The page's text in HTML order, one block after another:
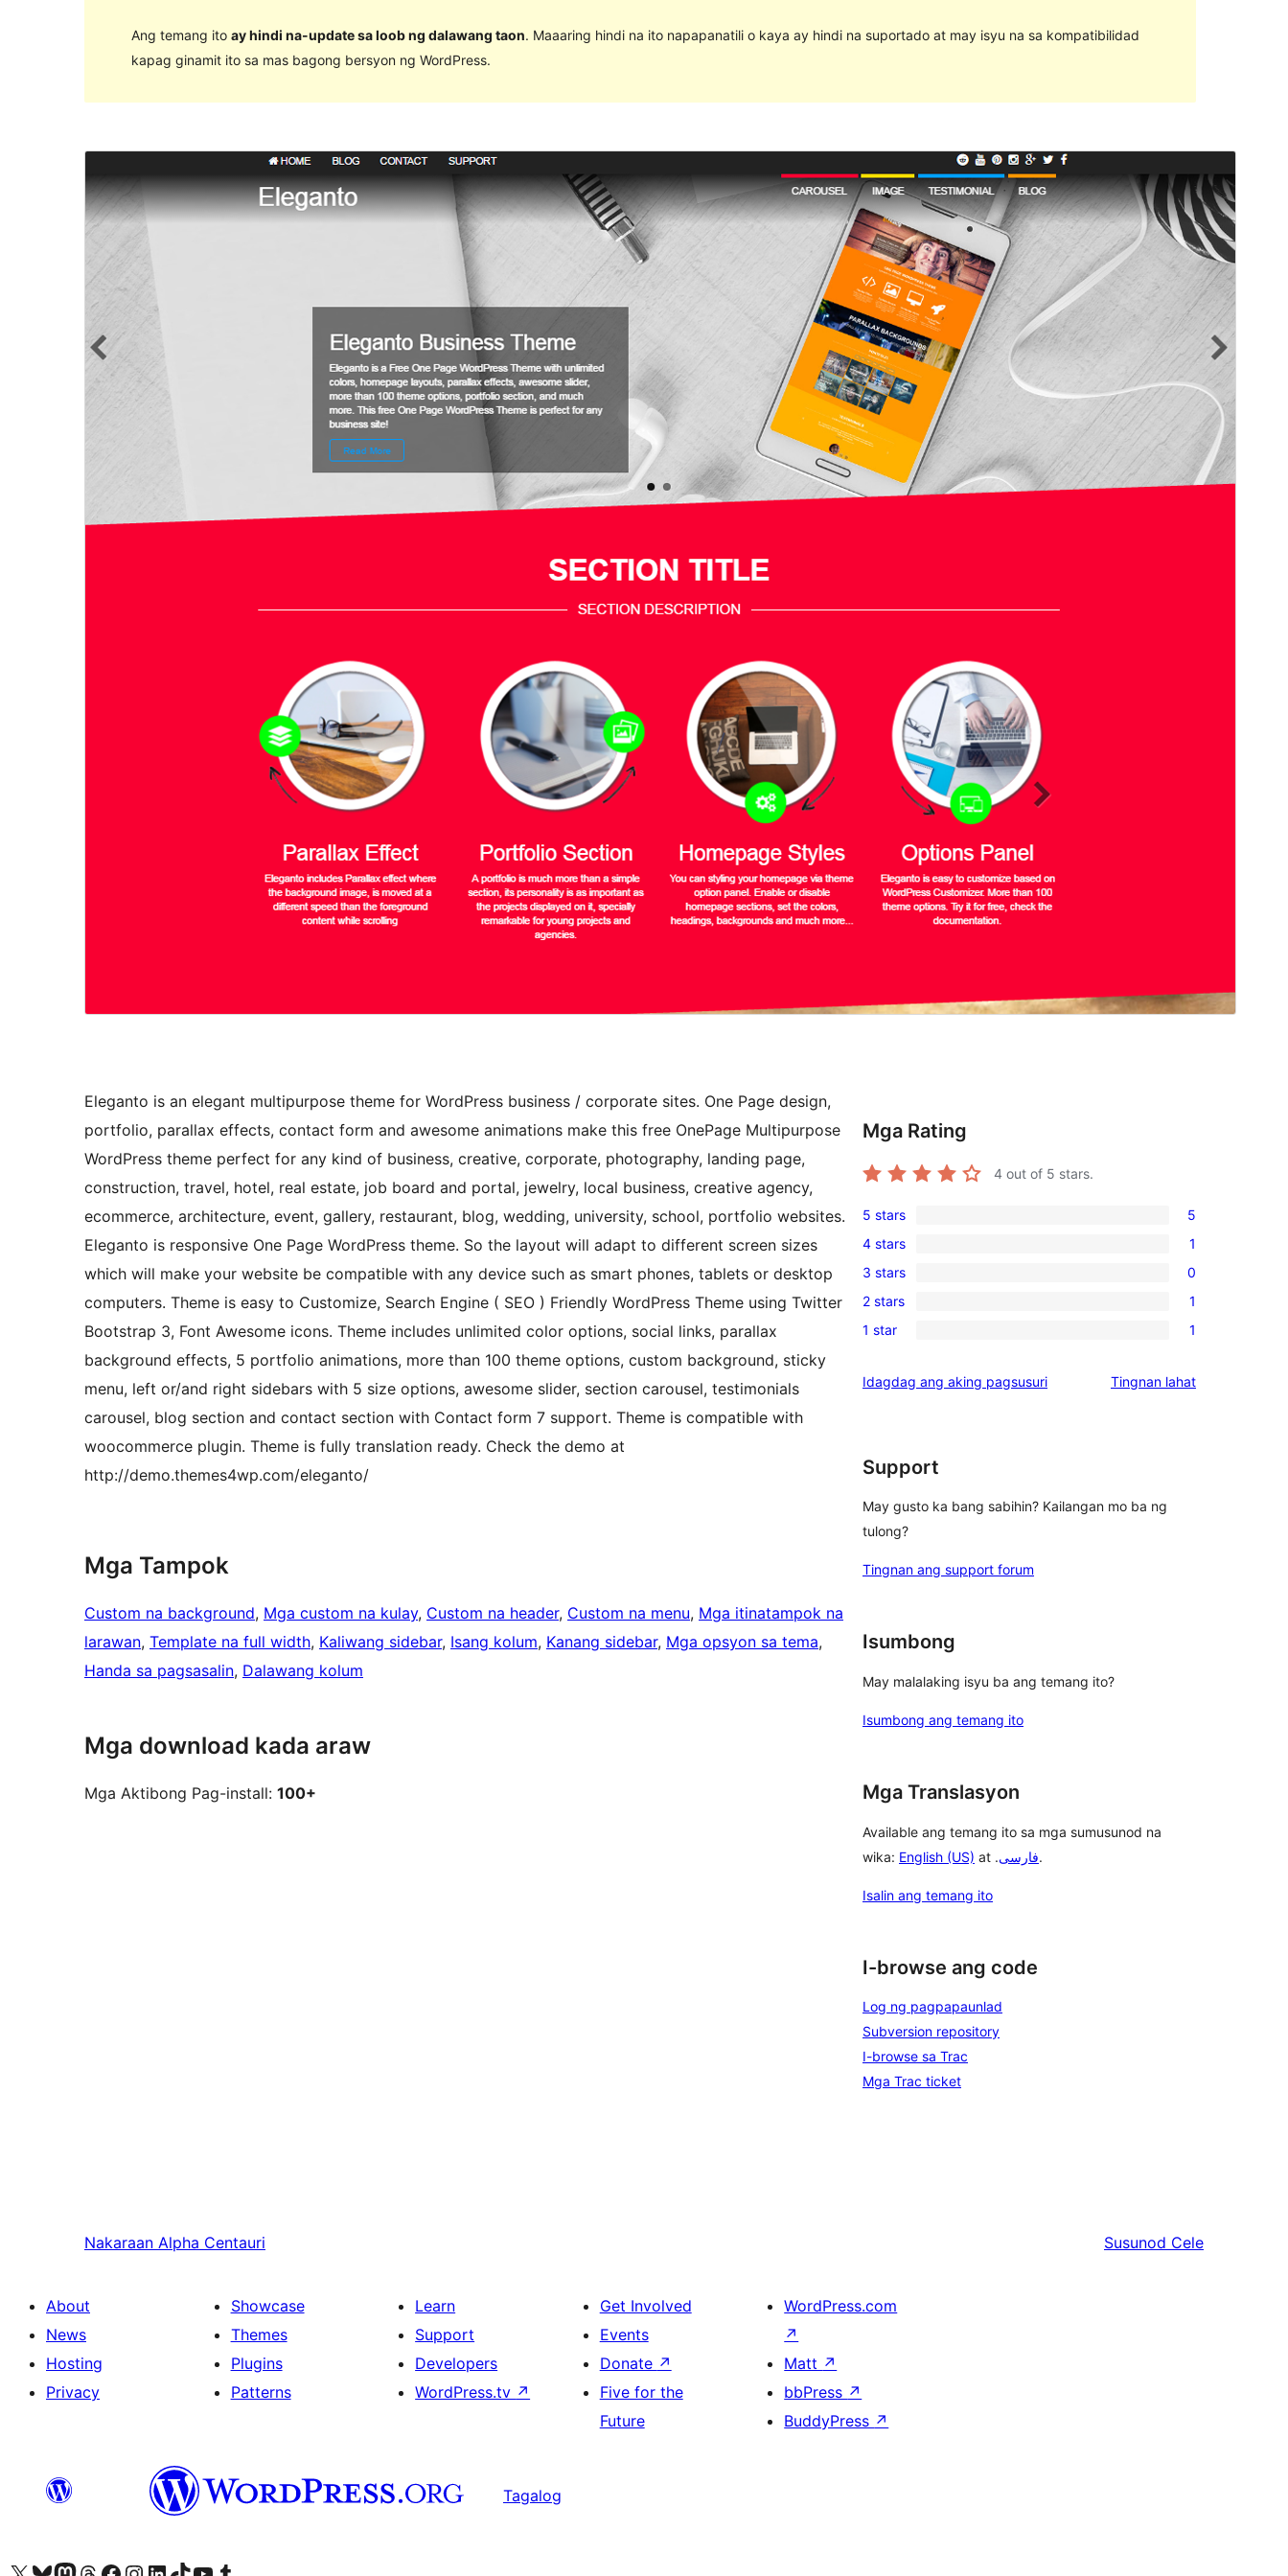
Ang temang ito ay hindi na-update sa loob ng dalawang taon. Maaaring hindi na ito napapanatili o kaya ay hindi na suportado at may isyu na sa kompatibilidad
kapag ginamit ito sa mas bagong bersyon ng WordPress.
I-download
Bersyon
1.2.6
Huling na-update
Marso 2, 2018
Mga aktibong pag-install
100+
Homepage ng tema
Eleganto is an elegant multipurpose theme for WordPress business / corporate sites. One Page design,
portfolio, parallax effects, contact form and awesome animations make this free OnePage Multipurpose
WordPress theme perfect for any kind of business, creative, corporate, photography, landing page,
construction, travel, hotel, real estate, job board and portal, jewelry, local business, creative agency,
ecommerce, architecture, event, gallery, restaurant, blog, wedding, university, school, portfolio websites.
Eleganto is responsive One Page WordPress theme. So the layout will adapt to different screen sizes
which will make your website be compatible with any device such as smart phones, tablets or desktop
computers. Theme is easy to Customize, Search Engine ( SEO ) Friendly WordPress Theme using Twitter
Bootstrap 3, Font Awesome icons. Theme includes unlimited color options, social links, parallax
background effects, 5 portfolio animations, more than 100 theme options, custom background, sticky
menu, left or/and right sidebars with 5 size options, awesome slider, section carousel, testimonials
carousel, blog section and contact section with Contact form 7 support. Theme is compatible with
woocommerce plugin. Theme is fully translation ready. Check the demo at
http://demo.themes4wp.com/eleganto/
Mga Tampok
Custom na background, Mga custom na kulay, Custom na header, Custom na menu, Mga itinatampok na
larawan, Template na full width, Kaliwang sidebar, Isang kolum, Kanang sidebar, Mga opsyon sa tema
Handa sa pagsasalin, Dalawang kolum
Mga download kada araw
Mga Aktibong Pag-install: 100+
Mga Rating
4 out of 5 stars.
5
5-
star
reviews
5 stars 5
1
4-
star
review
4 stars 1
0
3-
star
3 stars 0
1
2-
review
2 stars 1
1
star
1 star 1
Idagdag ang aking pagsusuri Tingnan lahatng
Support
May gusto ka bang sabihin? Kailangan mo ba ng
tulong?
Tingnan ang support forum
Isumbong
May malalaking isyu ba ang temang ito?
Isumbong ang temang ito
Mga Translasyon
Available ang temang ito sa mga sumusunod na
wika: English (US) at .فارسی.
Isalin ang temang ito
I-browse ang code
Log ng pagpapaunlad
Subversion repository
I-browse sa Trac
Mga Trac ticket
Nakaraan Alpha Centauri Susunod Cele
About
News
Hosting
Privacy
Showcase
Themes
Plugins
Patterns
Learn
Support
Developers
WordPress.tv ↗
Get Involved
Events
Donate ↗
Five for the
Future
WordPress.com
↗
Matt ↗
bbPress ↗
BuddyPress ↗
Tagalog